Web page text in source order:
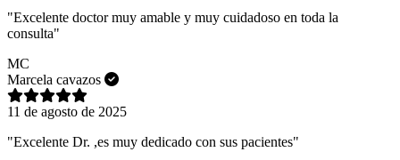
"Excelente doctor muy amable y muy cuidadoso en toda la
consulta"
MC
Marcela cavazos
11 de agosto de 2025
"Excelente Dr. ,es muy dedicado con sus pacientes"